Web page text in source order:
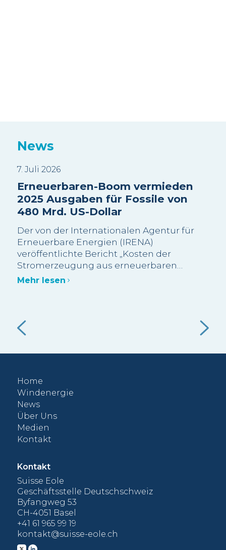
News
7. Juli 2026
Erneuerbaren-Boom vermieden
2025 Ausgaben für Fossile von
480 Mrd. US-Dollar
Der von der Internationalen Agentur für
Erneuerbare Energien (IRENA)
veröffentlichte Bericht „Kosten der
Stromerzeugung aus erneuerbaren
Energien im Jahr 2025“ schätzt, dass mehr
als die kostengünstigste neue fossile
Alternative.
Mehr lesen
Home
Windenergie
News
Über Uns
Medien
Kontakt
Kontakt
Suisse Eole
Geschäftsstelle Deutschschweiz
Byfangweg 53
CH-4051 Basel
+41 61 965 99 19
kontakt@suisse-eole.ch